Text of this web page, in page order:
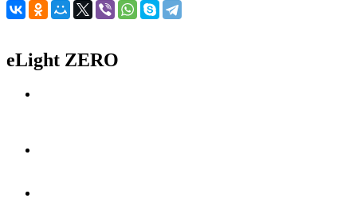
eLight ZERO